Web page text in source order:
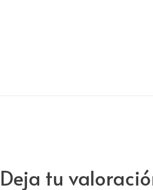
Deja tu